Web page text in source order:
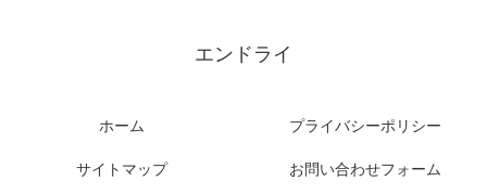
エンドライ
ホーム プライバシーポリシー
サイトマップ お問い合わせフォーム